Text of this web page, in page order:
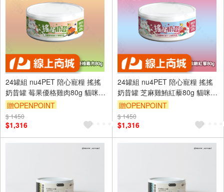
24罐組 nu4PET 陪心寵糧 搖搖
奶昔罐 莓果優格雞肉80g 貓咪主
食罐 貓罐頭 貓食 貓濕食 無膠 陪
心主食罐
贈OPENPOINT
$ 1450
$1,316
24罐組 nu4PET 陪心寵糧 搖搖
奶昔罐 芝麻雞鮪紅藜80g 貓咪主
食罐 貓罐頭 貓食 無膠 陪心主食
罐
贈OPENPOINT
$ 1450
$1,316